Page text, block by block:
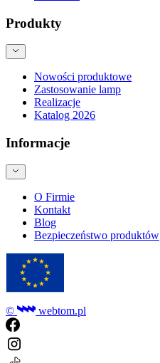
Produkty
Nowości produktowe
Zastosowanie lamp
Realizacje
Katalog 2026
Informacje
O Firmie
Kontakt
Blog
Bezpieczeństwo produktów
© webtom.pl